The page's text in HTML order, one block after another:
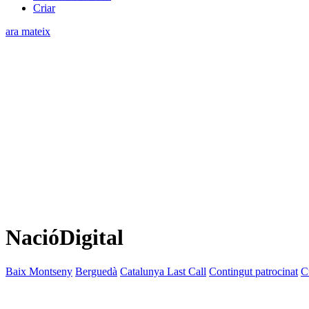
Criar
ara mateix
NacióDigital
Baix Montseny Berguedà Catalunya Last Call Contingut patrocinat